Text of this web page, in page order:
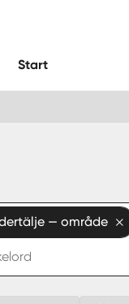
Start
— område